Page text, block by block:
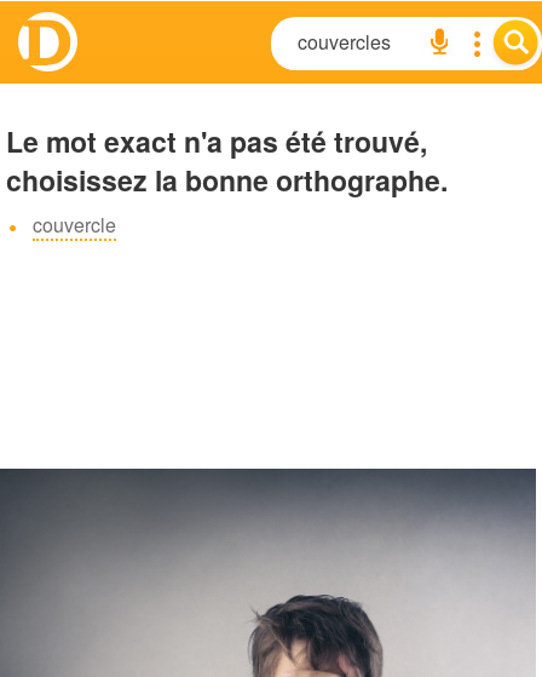
Le mot exact n'a pas été trouvé,
choisissez la bonne orthographe.
couvercle